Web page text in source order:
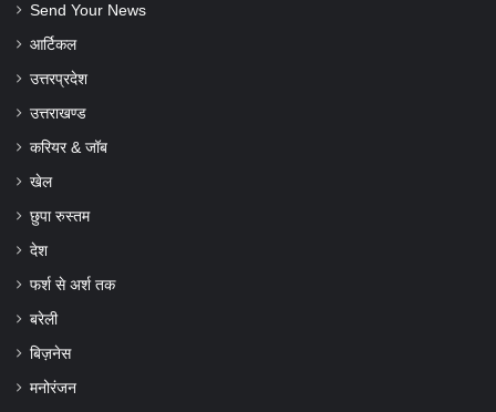
Send Your News
आर्टिकल
उत्तरप्रदेश
उत्तराखण्ड
करियर & जॉब
खेल
छुपा रुस्तम
देश
फर्श से अर्श तक
बरेली
बिज़नेस
मनोरंजन